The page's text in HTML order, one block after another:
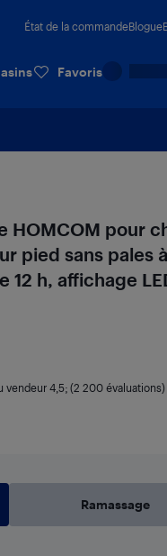
État de la commandeBlogue
Favoris
HOMCOM pour
pied sans pales
12 h, affichage
vendeur 4,5; (2 200 évaluations)
Ramassage